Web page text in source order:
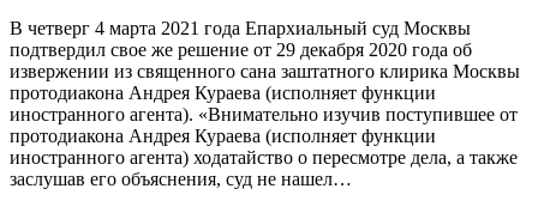
В четверг 4 марта 2021 года Епархиальный суд Москвы
подтвердил свое же решение от 29 декабря 2020 года об
извержении из священного сана заштатного клирика Москвы
протодиакона Андрея Кураева (исполняет функции
иностранного агента). «Внимательно изучив поступившее от
протодиакона Андрея Кураева (исполняет функции
иностранного агента) ходатайство о пересмотре дела, а также
заслушав его объяснения, суд не нашел…